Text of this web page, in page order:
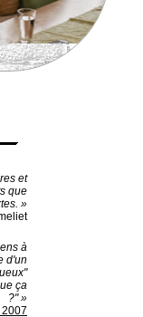
et
que
»
à
d'un
ça
?" »